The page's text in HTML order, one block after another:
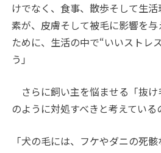
けでなく、食事、散歩そして生
素が、皮膚そして被毛に影響を
ために、生活の中で“いいストレ
う」
さらに飼い主を悩ませる「抜
のように対処すべきと考えている
「犬の毛には、フケやダニの死